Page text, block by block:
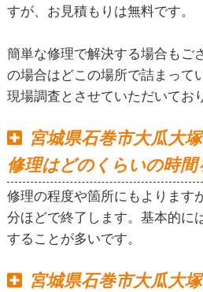
すが、お見積もりは無料です。
簡単な修理で解決する場合もご
の場合はどこの場所で詰まって
現場調査とさせていただいてお
宮城県石巻市大瓜大
修理はどのくらいの時間
修理の程度や箇所にもよります
分ほどで終了します。基本的に
することが多いです。
宮城県石巻市大瓜大